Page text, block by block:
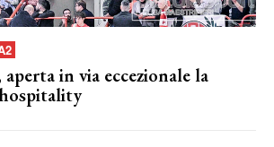
in via eccezionale la